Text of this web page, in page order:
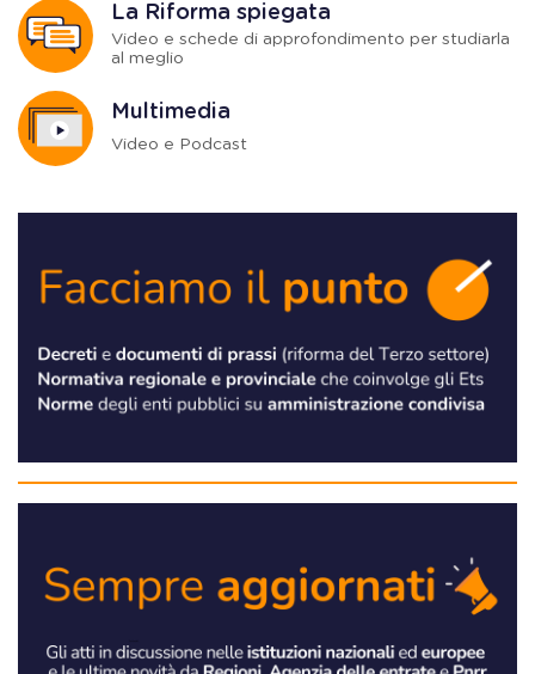
La Riforma spiegata
Video e schede di approfondimento per studiarla
al meglio
Multimedia
Video e Podcast